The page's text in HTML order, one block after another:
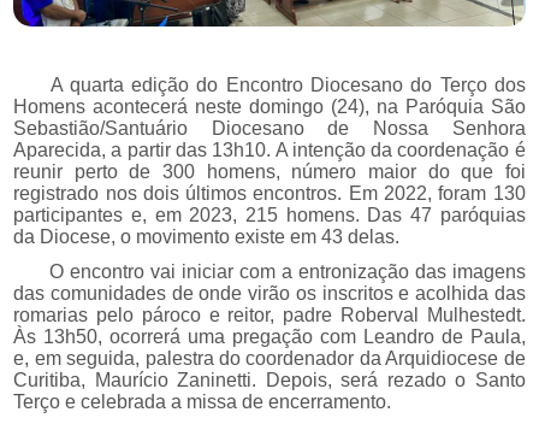
A quarta edição do Encontro Diocesano do Terço dos
Homens acontecerá neste domingo (24), na Paróquia São
Sebastião/Santuário Diocesano de Nossa Senhora
Aparecida, a partir das 13h10. A intenção da coordenação é
reunir perto de 300 homens, número maior do que foi
registrado nos dois últimos encontros. Em 2022, foram 130
participantes e, em 2023, 215 homens. Das 47 paróquias
da Diocese, o movimento existe em 43 delas.
O encontro vai iniciar com a entronização das imagens
das comunidades de onde virão os inscritos e acolhida das
romarias pelo pároco e reitor, padre Roberval
Mulhestedt.
Às 13h50, ocorrerá uma pregação com Leandro de Paula,
e, em seguida, palestra do coordenador da Arquidiocese de
Curitiba, Maurício Zaninetti. Depois, será rezado o Santo
Terço e celebrada a missa de encerramento.